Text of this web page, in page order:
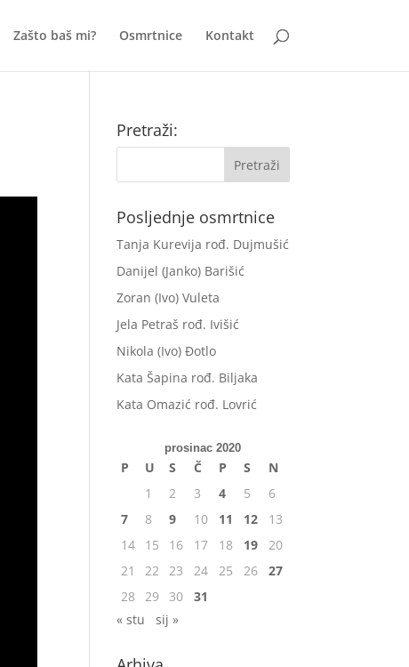
Zašto baš mi? Osmrtnice Kontakt
Pretraži:
Posljednje osmrtnice
Tanja Kurevija rođ. Dujmušić
Danijel (Janko) Barišić
Zoran (Ivo) Vuleta
Jela Petraš rođ. Ivišić
Nikola (Ivo) Đotlo
Kata Šapina rođ. Biljaka
Kata Omazić rođ. Lovrić
prosinac 2020
P U S Č P S
N
1
2 3 4 5
6
7
8 9 10 11 12
13
14
15 16 17 18 19
20
21
22 23 24 25 26
27
28
29 30
31
« stu
sij »